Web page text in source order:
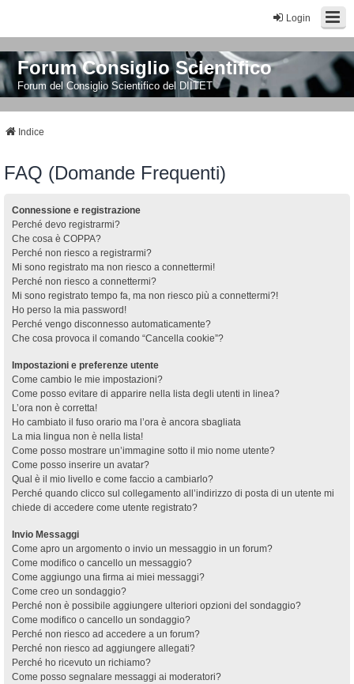
Login
Forum Consiglio Scientifico
Forum del Consiglio Scientifico del DIITET
Indice
FAQ (Domande Frequenti)
Connessione e registrazione
Perché devo registrarmi?
Che cosa è COPPA?
Perché non riesco a registrarmi?
Mi sono registrato ma non riesco a connettermi!
Perché non riesco a connettermi?
Mi sono registrato tempo fa, ma non riesco più a connettermi?!
Ho perso la mia password!
Perché vengo disconnesso automaticamente?
Che cosa provoca il comando “Cancella cookie”?
Impostazioni e preferenze utente
Come cambio le mie impostazioni?
Come posso evitare di apparire nella lista degli utenti in linea?
L’ora non è corretta!
Ho cambiato il fuso orario ma l’ora è ancora sbagliata
La mia lingua non è nella lista!
Come posso mostrare un’immagine sotto il mio nome utente?
Come posso inserire un avatar?
Qual è il mio livello e come faccio a cambiarlo?
Perché quando clicco sul collegamento all’indirizzo di posta di un utente mi
chiede di accedere come utente registrato?
Invio Messaggi
Come apro un argomento o invio un messaggio in un forum?
Come modifico o cancello un messaggio?
Come aggiungo una firma ai miei messaggi?
Come creo un sondaggio?
Perché non è possibile aggiungere ulteriori opzioni del sondaggio?
Come modifico o cancello un sondaggio?
Perché non riesco ad accedere a un forum?
Perché non riesco ad aggiungere allegati?
Perché ho ricevuto un richiamo?
Come posso segnalare messaggi ai moderatori?